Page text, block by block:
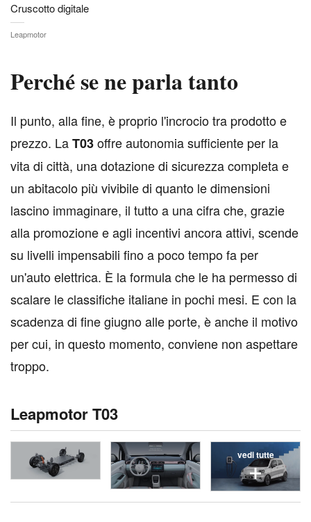
Cruscotto digitale
Leapmotor
Perché se ne parla tanto
Il punto, alla fine, è proprio l'incrocio tra prodotto e
prezzo. LaT03offre autonomia sufficiente per la
vita di città, una dotazione di sicurezza completa e
un abitacolo più vivibile di quanto le dimensioni
lascino immaginare, il tutto a una cifra che, grazie
alla promozione e agli incentivi ancora attivi, scende
su livelli impensabili fino a poco tempo fa per
un'auto elettrica. È la formula che le ha permesso di
scalare le classifiche italiane in pochi mesi. E con la
scadenza di fine giugno alle porte, è anche il motivo
per cui, in questo momento, conviene non aspettare
troppo.
Leapmotor T03
vedi tutte